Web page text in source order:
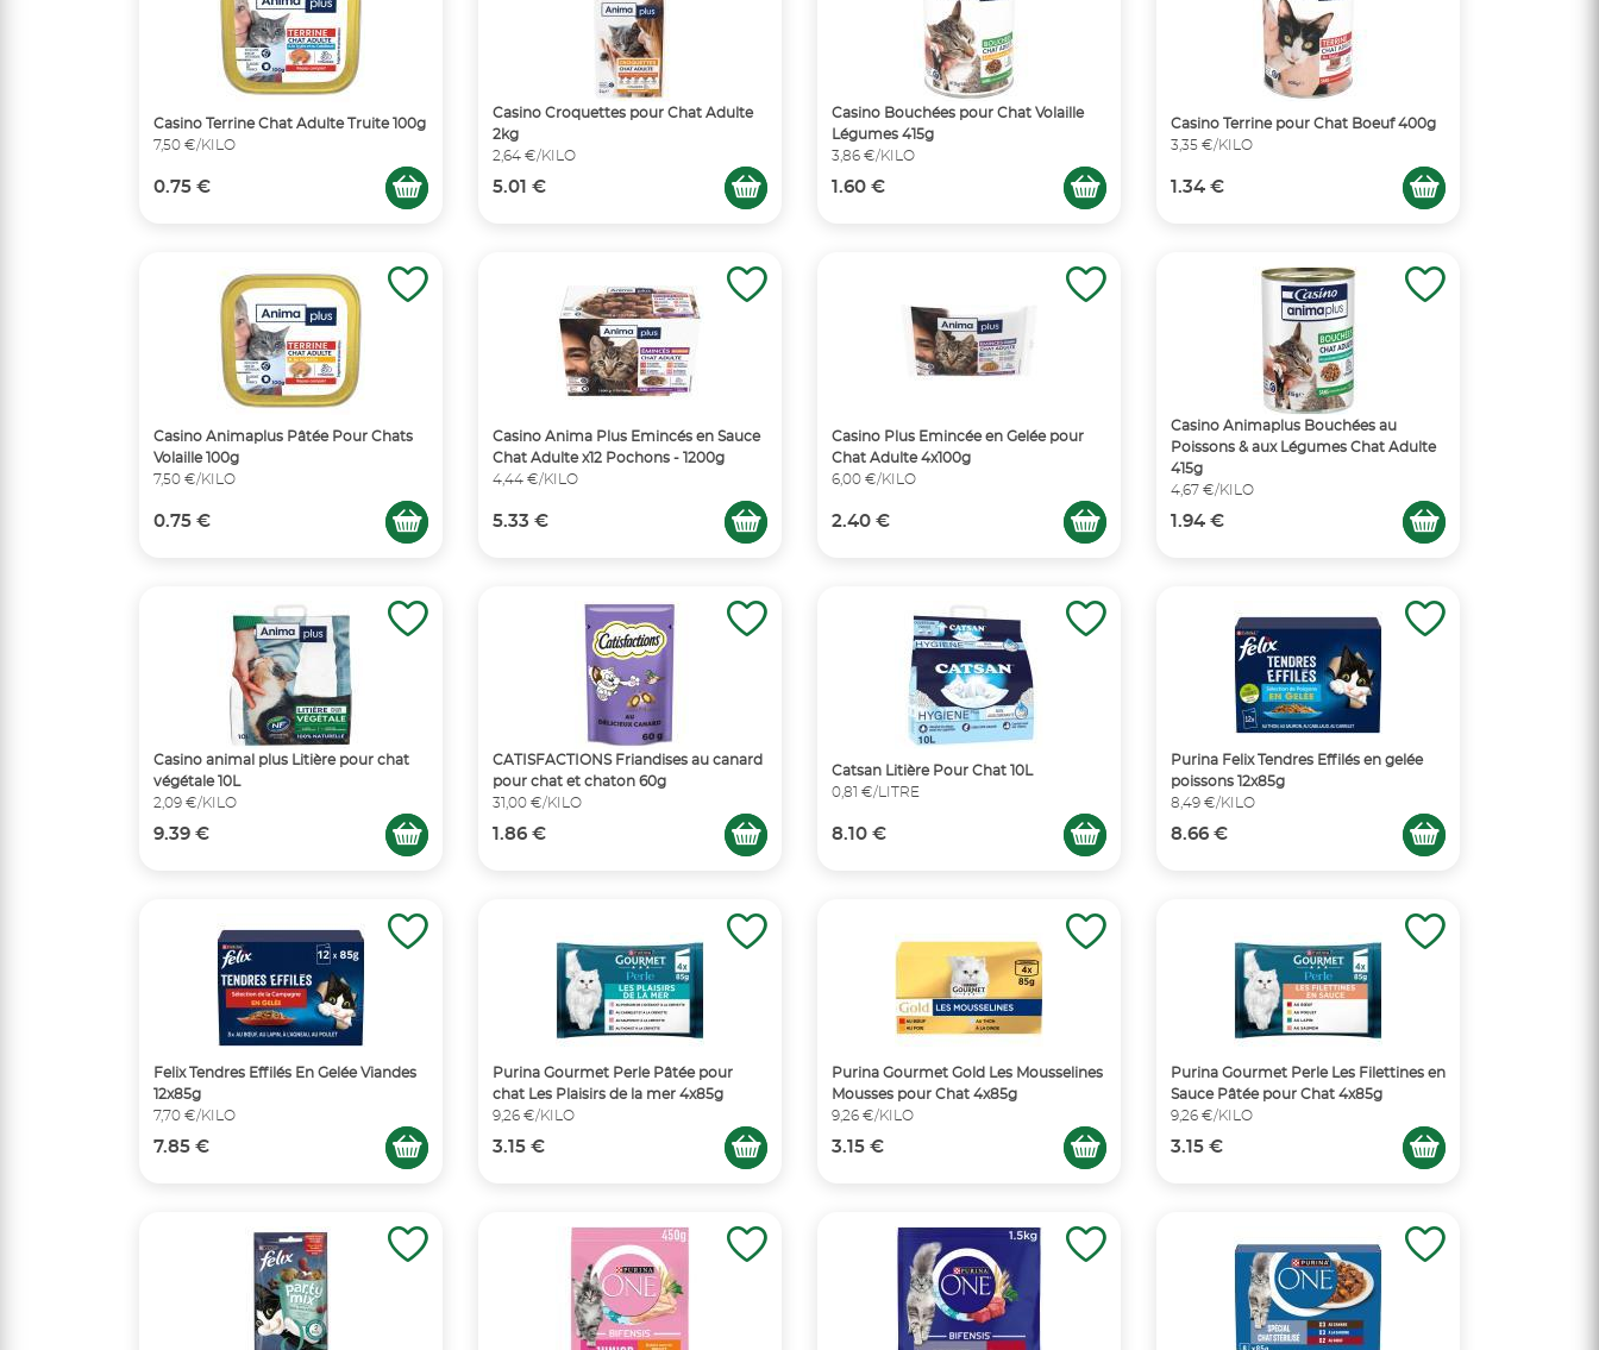
Casino Terrine Chat Adulte Truite 100g
7,50 €/KILO
0.75 €
Casino Croquettes pour Chat Adulte
2kg
2,64 €/KILO
5.01 €
Casino Bouchées pour Chat Volaille
Légumes 415g
3,86 €/KILO
1.60 €
Casino Terrine pour Chat Boeuf 400g
3,35 €/KILO
1.34 €
Casino Animaplus Pâtée Pour Chats
Volaille 100g
7,50 €/KILO
0.75 €
Casino Anima Plus Emincés en Sauce
Chat Adulte x12 Pochons - 1200g
4,44 €/KILO
5.33 €
Casino Plus Emincée en Gelée pour
Chat Adulte 4x100g
6,00 €/KILO
2.40 €
Casino Animaplus Bouchées au
Poissons & aux Légumes Chat Adulte
415g
4,67 €/KILO
1.94 €
Casino animal plus Litière pour chat
végétale 10L
2,09 €/KILO
9.39 €
CATISFACTIONS Friandises au canard
pour chat et chaton 60g
31,00 €/KILO
1.86 €
Catsan Litière Pour Chat 10L
0,81 €/LITRE
8.10 €
Purina Felix Tendres Effilés en gelée
poissons 12x85g
8,49 €/KILO
8.66 €
Felix Tendres Effilés En Gelée Viandes
12x85g
7,70 €/KILO
7.85 €
Purina Gourmet Perle Pâtée pour
chat Les Plaisirs de la mer 4x85g
9,26 €/KILO
3.15 €
Purina Gourmet Gold Les Mousselines
Mousses pour Chat 4x85g
9,26 €/KILO
3.15 €
Purina Gourmet Perle Les Filettines en
Sauce Pâtée pour Chat 4x85g
9,26 €/KILO
3.15 €